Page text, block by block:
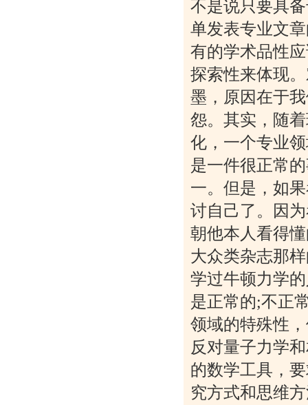
不是说只要具
单发表专业文
有的学术品性
探索性来体现
墨，原因在于
怨。其实，随
化，一个专业
是一件很正常
一。但是，如
讨自己了。因
朝他本人看得
大众类杂志那
学过牛顿力学
是正常的;不正
领域的特殊性
反对量子力学
的数学工具，
究方式和思维